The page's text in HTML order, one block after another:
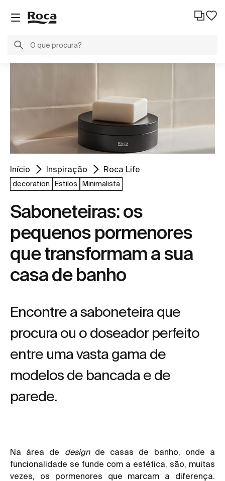
Início Inspiração Roca Life
decoration Estilos Minimalista
Saboneteiras: os
pequenos pormenores
que transformam a sua
casa de banho
Encontre a saboneteira que
procura ou o doseador perfeito
entre uma vasta gama de
modelos de bancada e de
parede.
Na área de designde casas de banho, onde a
funcionalidade se funde com a estética, são, muitas
vezes, os pormenores que marcam a diferença.